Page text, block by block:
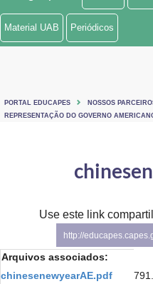
Ministério de Minas e Energia
Ministério do Turismo
Controladoria-Geral da União
Secretaria de Governo
Material UAB Periódicos
PORTAL EDUCAPES
NOSSOS
REPRESENTAÇÃO DO GOVERNO
Use este link
http://
Arquivos associados:
chinesenewyearAE.pdf